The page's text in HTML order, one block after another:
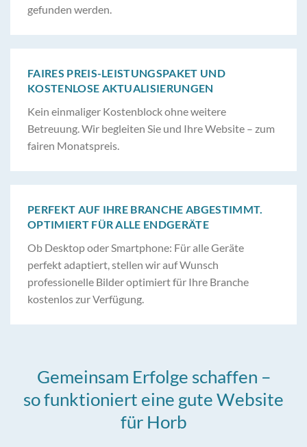
gefunden werden.
FAIRES PREIS-LEISTUNGSPAKET UND
KOSTENLOSE AKTUALISIERUNGEN
Kein einmaliger Kostenblock ohne weitere
Betreuung. Wir begleiten Sie und Ihre Website – zum
fairen Monatspreis.
PERFEKT AUF IHRE BRANCHE ABGESTIMMT.
OPTIMIERT FÜR ALLE ENDGERÄTE
Ob Desktop oder Smartphone: Für alle Geräte
perfekt adaptiert, stellen wir auf Wunsch
professionelle Bilder optimiert für Ihre Branche
kostenlos zur Verfügung.
Gemeinsam Erfolge schaffen –
so funktioniert eine gute Website
für Horb